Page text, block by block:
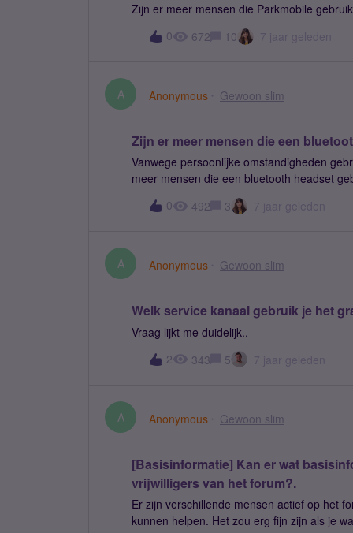
Zijn er meer mensen die Parkmobile
0
672 10 7 jaar geleden
A Anonymous Gewoon slim
Zijn er meer mensen die een
Vanwege persoonlijke omstandigheden
meer mensen die een bluetooth headset
0
492 3 7 jaar geleden
A Anonymous Gewoon slim
Welk service kanaal gebruik je het
Vraag lijkt me duidelijk..
2
343 5 7 jaar geleden
A Anonymous Gewoon slim
[Basisinformatie] Kan er wat
vrijwilligers van het forum?.
Er zijn verschillende mensen actief op het
kunnen helpen. Het zou erg fijn zijn als je wat basisinformatie geeft. Dus........graag invullen..